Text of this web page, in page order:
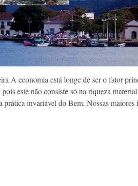
A economia está longe de ser o fator
este não consiste só na riqueza
prática invariável do Bem. Nossas